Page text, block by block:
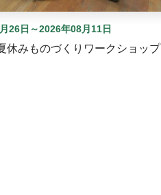
26日～2026年08月11日
休みものづくりワークショップ